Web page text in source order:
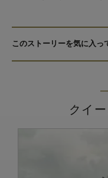
このストーリーを気に入っ
クイ